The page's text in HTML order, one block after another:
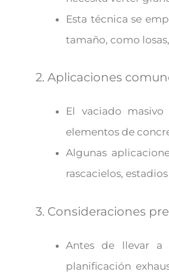
Esta técnica se
tamaño, como
2. Aplicaciones
El vaciado
elementos de
Algunas
rascacielos,
3. Consideraciones
Antes de llevar a
planificación